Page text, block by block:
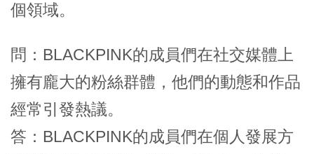
個領域。
問：BLACKPINK的成員們在社交媒體上
擁有龐大的粉絲群體，他們的動態和作品
經常引發熱議。
答：BLACKPINK的成員們在個人發展方